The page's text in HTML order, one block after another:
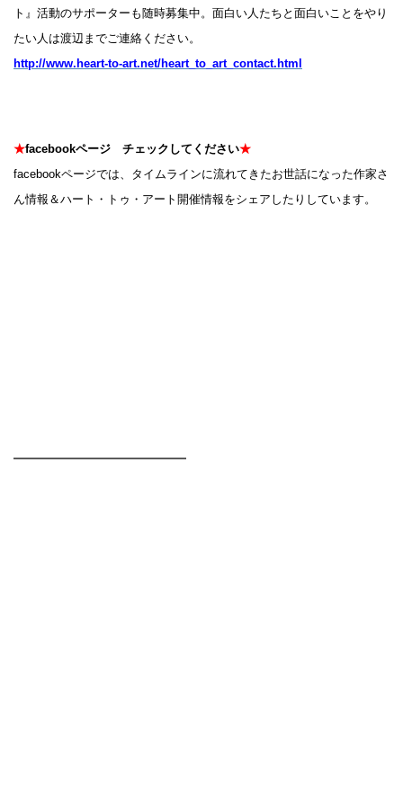
ト』活動のサポーターも随時募集中。面白い人たちと面白いことをやり
たい人は渡辺までご連絡ください。
http://www.heart-to-art.net/heart_to_art_contact.html
★facebookページ チェックしてください★
facebookページでは、タイムラインに流れてきたお世話になった作家さ
ん情報＆ハート・トゥ・アート開催情報をシェアしたりしています。
━━━━━━━━━━━━